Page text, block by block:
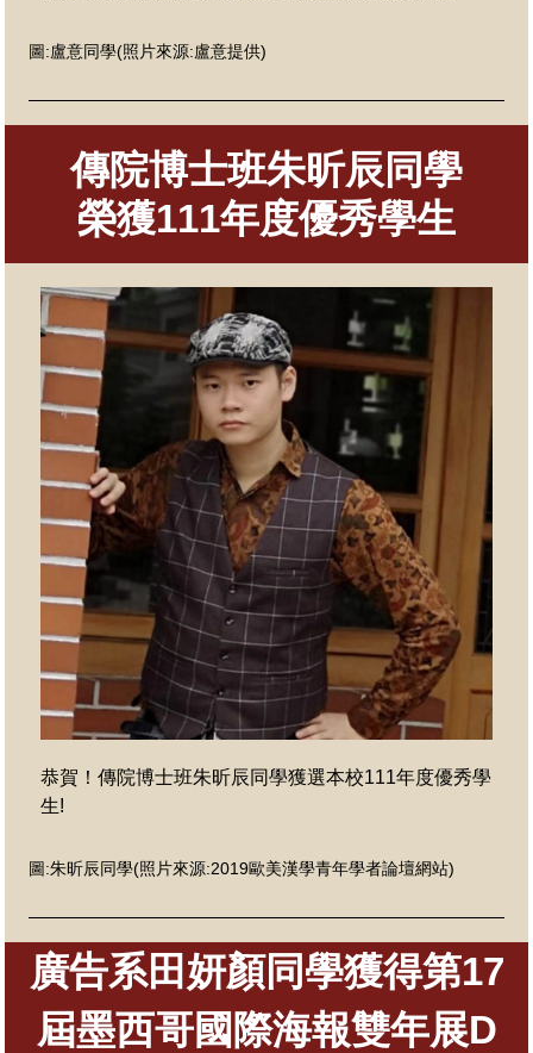
圖:盧意同學(照片來源:盧意提供)
傳院博士班朱昕辰同學
榮獲111年度優秀學生
恭賀！傳院博士班朱昕辰同學獲選本校111年度優秀學
生!
圖:朱昕辰同學(照片來源:2019歐美漢學青年學者論壇網站)
廣告系田妍顏同學獲得第17
屆墨西哥國際海報雙年展D